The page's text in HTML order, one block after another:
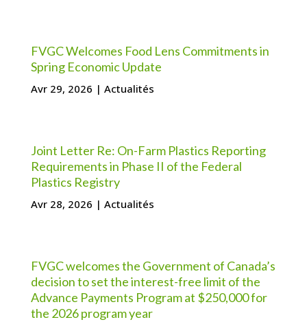
FVGC Welcomes Food Lens Commitments in
Spring Economic Update
Avr 29, 2026 | Actualités
Joint Letter Re: On-Farm Plastics Reporting
Requirements in Phase II of the Federal
Plastics Registry
Avr 28, 2026 | Actualités
FVGC welcomes the Government of Canada’s
decision to set the interest-free limit of the
Advance Payments Program at $250,000 for
the 2026 program year